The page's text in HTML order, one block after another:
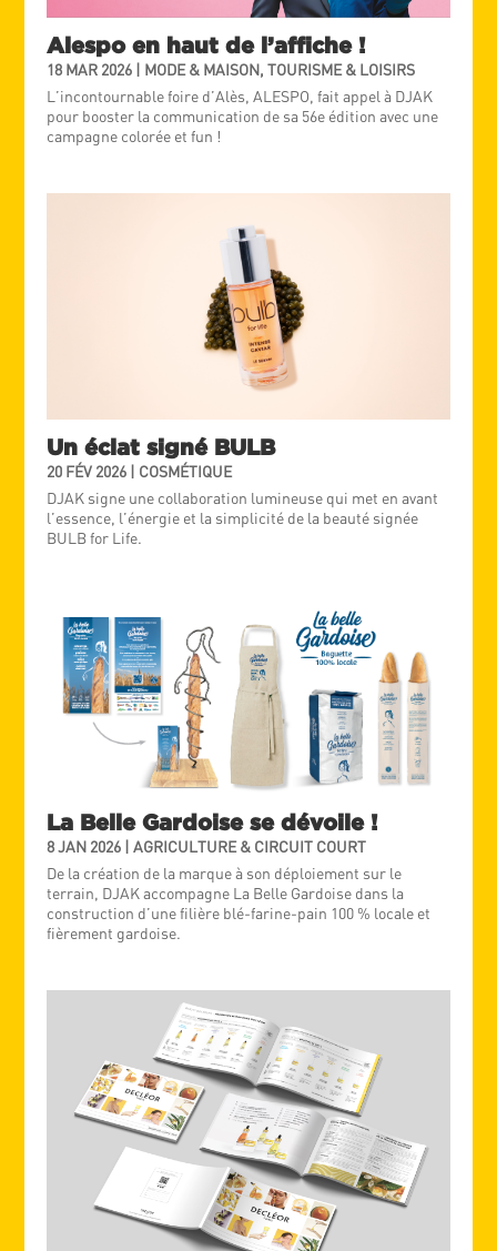
Alespo en haut de l’affiche !
18 MAR 2026 | MODE & MAISON,TOURISME & LOISIRS
L’incontournable foire d’Alès, ALESPO, fait appel à DJAK
pour booster la communication de sa 56e édition avec une
campagne colorée et fun !
Un éclat signé BULB
20 FÉV 2026
COSMÉTIQUE
DJAK signe une collaboration lumineuse qui met en avant
l’essence, l’énergie et la simplicité de la beauté signée
BULB for Life.
La Belle Gardoise se dévoile !
8 JAN 2026 |AGRICULTURE & CIRCUIT COURT
De la création de la marque à son déploiement sur le
terrain, DJAK accompagne La Belle Gardoise dans la
construction d’une filière blé-farine-pain 100 % locale et
fièrement gardoise.